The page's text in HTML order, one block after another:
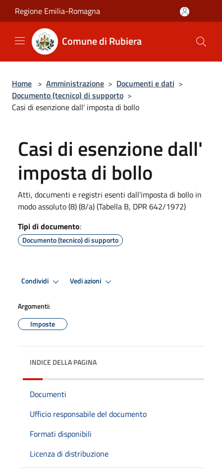
Salta al contenuto principale
Regione Emilia-Romagna
Comune di Rubiera
Home > Amministrazione > Documenti e dati >
Documento (tecnico) di supporto >
Casi di esenzione dall' imposta di bollo
Casi di esenzione dall'
imposta di bollo
Atti, documenti e registri esenti dall’imposta di bollo in
modo assoluto (8) (8/a) (Tabella B, DPR 642/1972)
Tipi di documento:
Documento (tecnico) di supporto
Condividi Vedi azioni
Argomenti:
Imposte
INDICE DELLA PAGINA
Documenti
Ufficio responsabile del documento
Formati disponibili
Licenza di distribuzione